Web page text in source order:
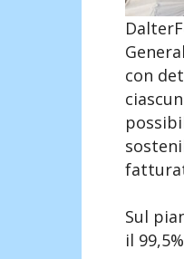
con
Sul
il